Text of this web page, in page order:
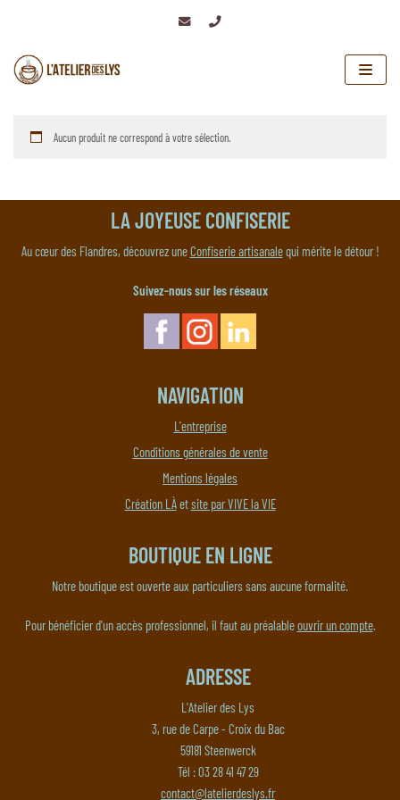
au
Aucun produit ne correspond à votre sélection.
LA JOYEUSE CONFISERIE
Au cœur des Flandres, découvrez uneConfiserie artisanalequi mérite le détour !
Suivez-nous sur les réseaux
NAVIGATION
L'entreprise
Conditions générales de vente
Mentions légales
Création LÀetsite par VIVE la VIE
BOUTIQUE EN LIGNE
Notre boutique est ouverte aux particuliers sans aucune formalité.
Pour bénéficier d'un accès professionnel, il faut au préalableouvrir un compte.
ADRESSE
L'Atelier des Lys
3, rue de Carpe - Croix du Bac
59181 Steenwerck
Tél : 03 28 41 47 29
contact@latelierdeslys.fr